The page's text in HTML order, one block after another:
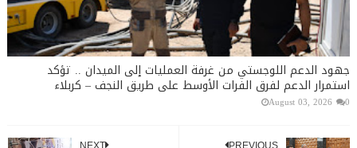
جهود الدعم اللوجستي من غرفة العمليات إلى الميدان .. تؤكد
استمرار الدعم لفرق الفرات الأوسط على طريق النجف – كربلاء
August 03, 2026 0